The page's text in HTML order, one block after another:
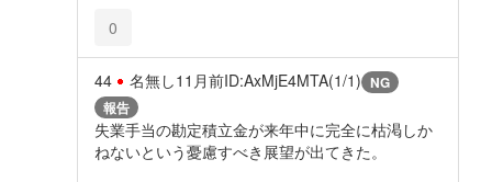
0
44 名無し11月前ID:AxMjE4MTA(1/1) NG
報告
失業手当の勘定積立金が来年中に完全に枯渇しか
ねないという憂慮すべき展望が出てきた。